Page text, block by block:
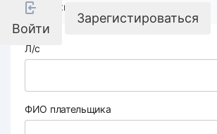
Войти
Зарегистироваться
Реквизиты компании
Л/с
ФИО плательщика